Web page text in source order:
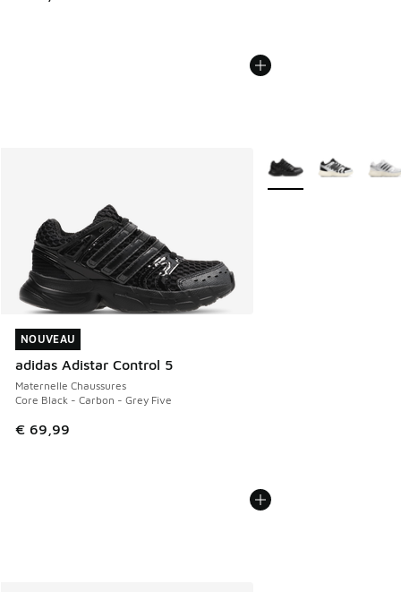
NOUVEAU
adidas Adistar Control 5
Maternelle Chaussures
Core Black - Carbon - Grey Five
€ 69,99
NOUVEAU
Plus de couleurs